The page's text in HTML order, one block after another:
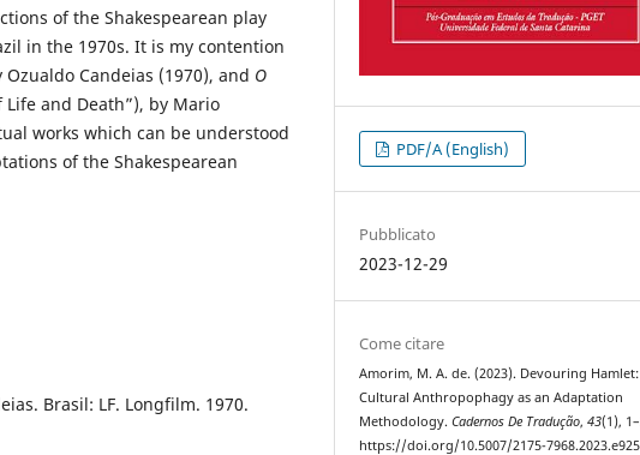
of the Shakespearean play
in the 1970s. It is my contention
Candeias (1970), and O
Life and Death”), by Mario
works which can be understood
of the Shakespearean
Brasil: LF. Longfilm. 1970.
PDF/A (English)
Pubblicato
2023-12-29
Come citare
Amorim, M. A. de. (2023). Devouring Hamlet:
Cultural Anthropophagy as an Adaptation
Methodology.Cadernos De Tradução,43(1),
https://doi.org/10.5007/2175-